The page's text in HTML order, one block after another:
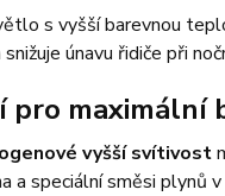
s vyšší barevnou
únavu řidiče při
maximální
vyšší svítivost
a speciální směsi plynů